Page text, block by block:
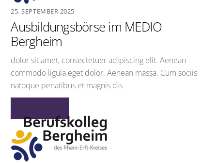
25. SEPTEMBER 2025
Ausbildungsbörse im MEDIO
Bergheim
dolor sit amet, consectetuer adipiscing elit. Aenean
commodo ligula eget dolor. Aenean massa. Cum sociis
natoque penatibus et magnis dis
Read More